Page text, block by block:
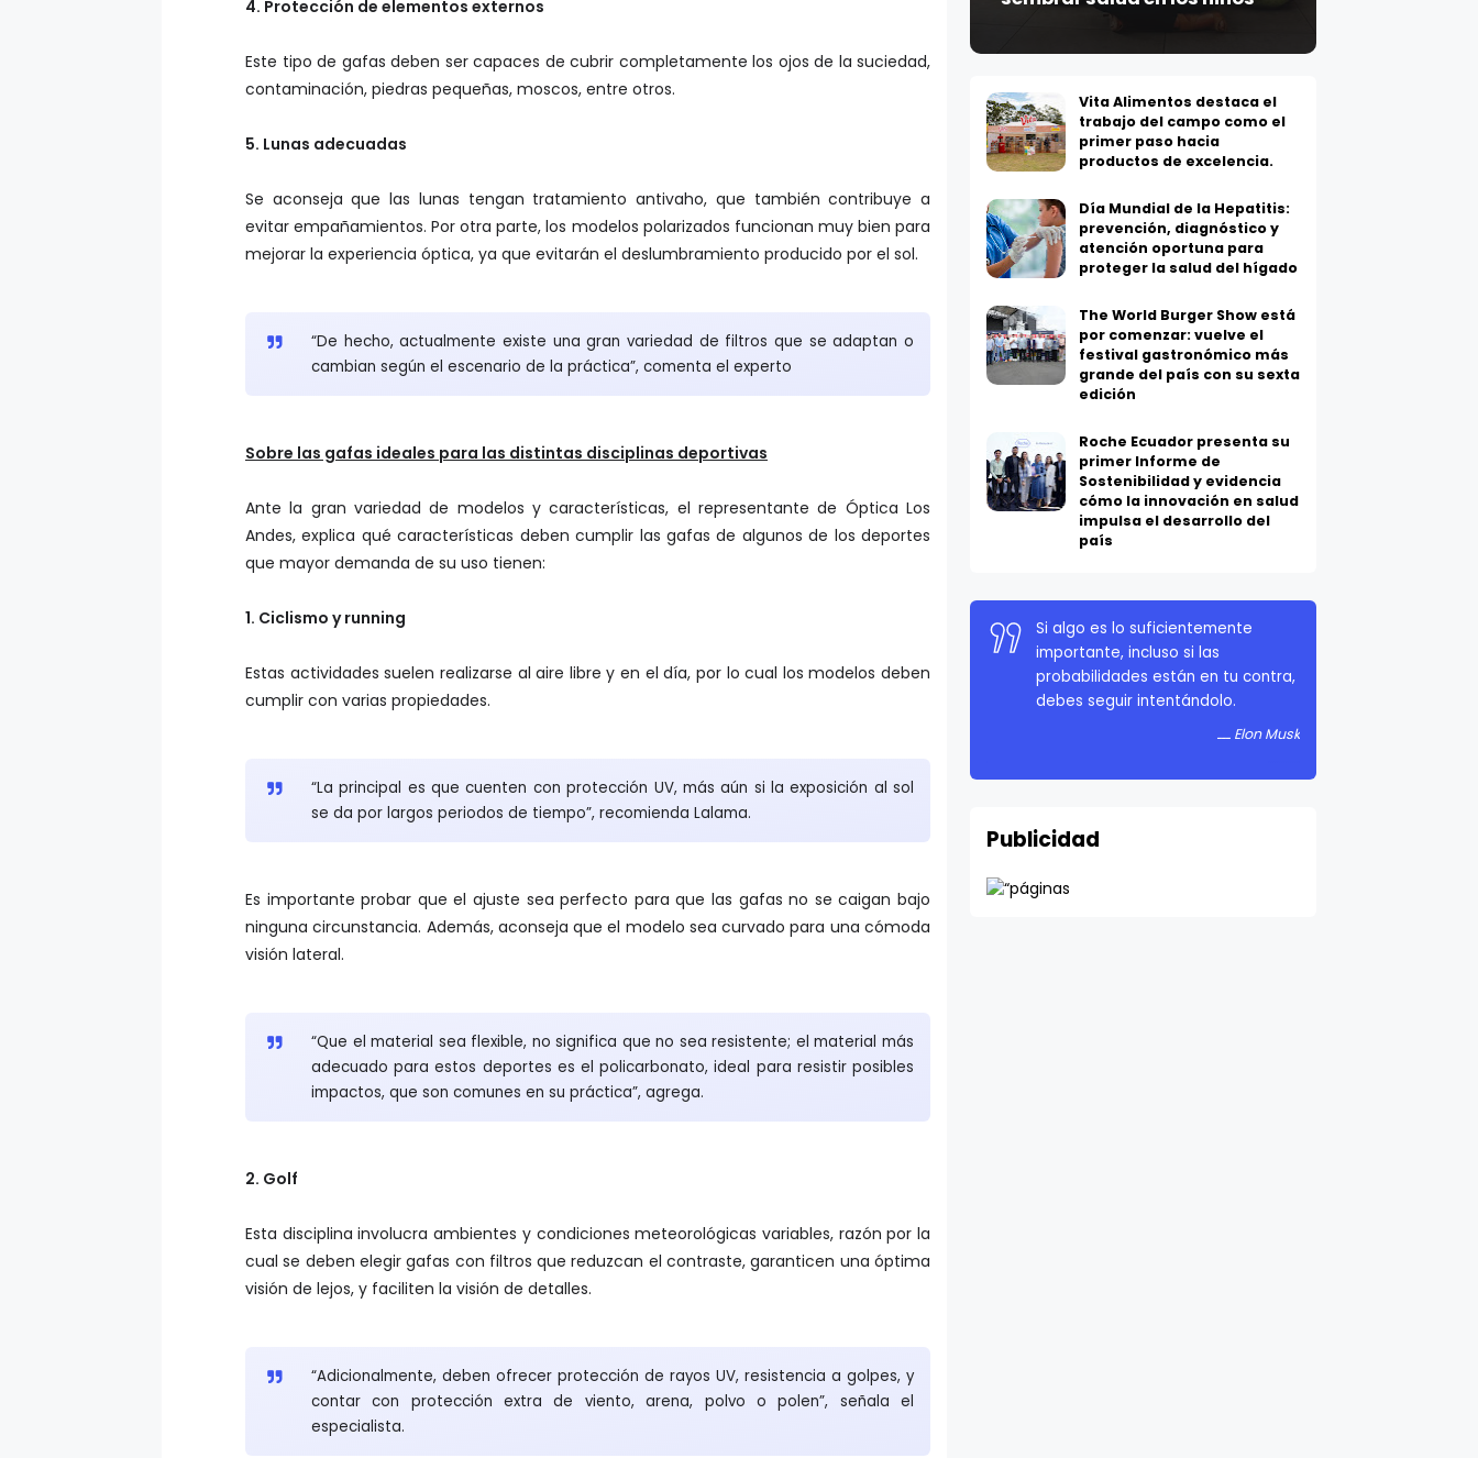
4. Protección de elementos externos
Este tipo de gafas deben ser capaces de cubrir completamente los ojos de la suciedad,
contaminación, piedras pequeñas, moscos, entre otros.
5. Lunas adecuadas
Se aconseja que las lunas tengan tratamiento antivaho, que también contribuye a
evitar empañamientos. Por otra parte, los modelos polarizados funcionan muy bien para
mejorar la experiencia óptica, ya que evitarán el deslumbramiento producido por el sol.
“De hecho, actualmente existe una gran variedad de filtros que se adaptan o
cambian según el escenario de la práctica”, comenta el experto
Sobre las gafas ideales para las distintas disciplinas deportivas
Ante la gran variedad de modelos y características, el representante de Óptica Los
Andes, explica qué características deben cumplir las gafas de algunos de los deportes
que mayor demanda de su uso tienen:
1. Ciclismo y running
Estas actividades suelen realizarse al aire libre y en el día, por lo cual los modelos deben
cumplir con varias propiedades.
“La principal es que cuenten con protección UV, más aún si la exposición al sol
se da por largos periodos de tiempo”, recomienda Lalama.
Es importante probar que el ajuste sea perfecto para que las gafas no se caigan bajo
ninguna circunstancia. Además, aconseja que el modelo sea curvado para una cómoda
visión lateral.
“Que el material sea flexible, no significa que no sea resistente; el material más
adecuado para estos deportes es el policarbonato, ideal para resistir posibles
impactos, que son comunes en su práctica”, agrega.
2. Golf
Esta disciplina involucra ambientes y condiciones meteorológicas variables, razón por la
cual se deben elegir gafas con filtros que reduzcan el contraste, garanticen una óptima
visión de lejos, y faciliten la visión de detalles.
“Adicionalmente, deben ofrecer protección de rayos UV, resistencia a golpes, y
contar con protección extra de viento, arena, polvo o polen”, señala el
especialista.
Vita Alimentos destaca el
trabajo del campo como el
primer paso hacia
productos de excelencia.
Día Mundial de la Hepatitis:
prevención, diagnóstico y
atención oportuna para
proteger la salud del hígado
The World Burger Show está
por comenzar: vuelve el
festival gastronómico más
grande del país con su sexta
edición
Roche Ecuador presenta su
primer Informe de
Sostenibilidad y evidencia
cómo la innovación en salud
impulsa el desarrollo del
país
Si algo es lo suficientemente
importante, incluso si las
probabilidades están en tu contra,
debes seguir intentándolo.
Elon Musk
Publicidad